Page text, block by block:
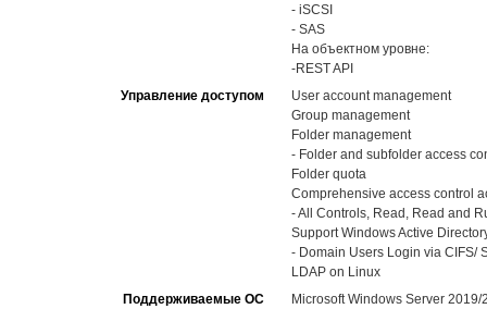
- iSCSI
- SAS
На объектном уровне:
-REST API
Управление доступом
User account management
Group management
Folder management
- Folder and subfolder access
Folder quota
Comprehensive access control
- All Controls, Read, Read and
Support Windows Active
- Domain Users Login via CIFS/
LDAP on Linux
Поддерживаемые ОС
Microsoft Windows Server